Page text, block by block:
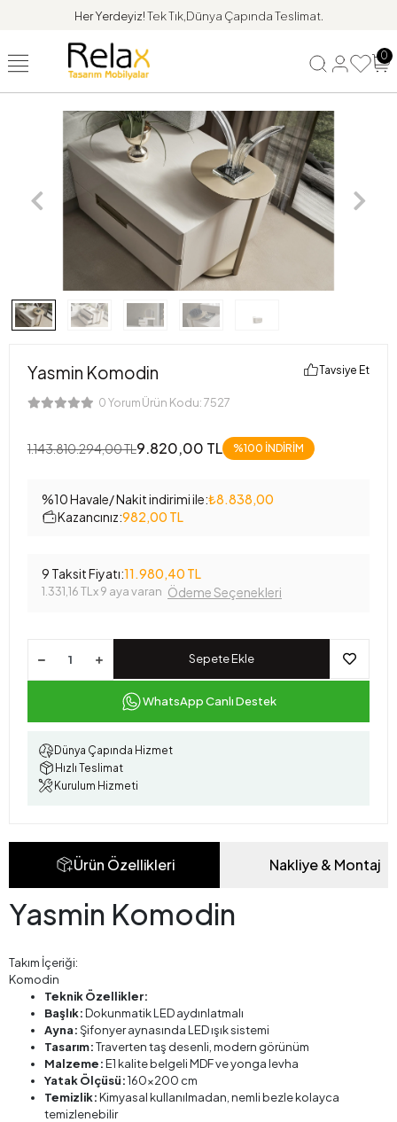
Her Yerdeyiz!Tek Tık,Dünya Çapında Teslimat.
0
Yasmin Komodin
0 Yorum Ürün Kodu:7527
Tavsiye Et
1.143.810.294,00 TL9.820,00 TL %100 İNDİRİM
%10 Havale/ Nakit indirimi ile:₺8.838,00
Kazancınız:982,00 TL
9 Taksit Fiyatı:11.980,40 TL
1.331,16 TL x 9 aya varan Ödeme Seçenekleri
Sepete Ekle
WhatsApp Canlı Destek
Dünya Çapında Hizmet
Hızlı Teslimat
Kurulum Hizmeti
Ürün Özellikleri Nakliye & Montaj
Yasmin Komodin
Takım İçeriği:
Komodin
Teknik Özellikler:
Başlık:Dokunmatik LED aydınlatmalı
Ayna: Şifonyer aynasında LED ışık sistemi
Tasarım:Traverten taş desenli, modern görünüm
Malzeme:E1 kalite belgeli MDF ve yonga levha
Yatak Ölçüsü:160x200 cm
Temizlik:Kimyasal kullanılmadan, nemli bezle kolayca
temizlenebilir